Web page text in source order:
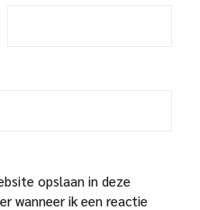
opslaan in deze
wanneer ik een reactie